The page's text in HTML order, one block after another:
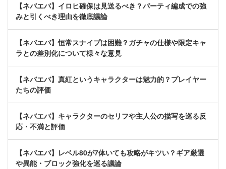
【ネバエバ】イロヒ確保は見送るべき？パーティ編成での強
みと引くべき理由を徹底議論
【ネバエバ】恒常スナイプは困難？ガチャの仕様や限定キャ
ラとの差別化について様々な意見
【ネバエバ】真紅というキャラクターは魅力的？プレイヤー
たちの評価
【ネバエバ】キャラクターのセリフや主人公の描写を巡る反
応・不満と評価
【ネバエバ】レベル80が7体いても攻略がキツい？ギア厳選
や異能・ブロック強化を巡る議論